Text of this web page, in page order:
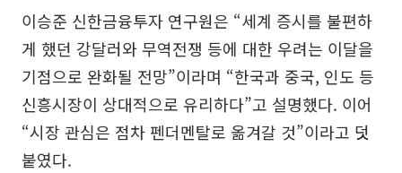
이승준 신한금융투자 연구원은 “세계 증시를 불편하
게 했던 강달러와 무역전쟁 등에 대한 우려는 이달을
기점으로 완화될 전망”이라며 “한국과 중국, 인도 등
신흥시장이 상대적으로 유리하다”고 설명했다. 이어
“시장 관심은 점차 펜더멘탈로 옮겨갈 것”이라고 덧
붙였다.